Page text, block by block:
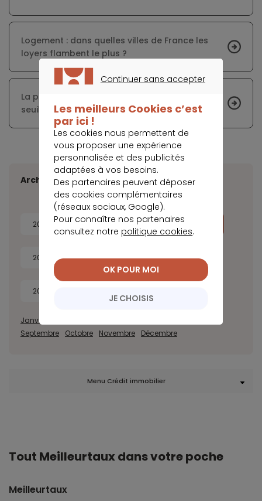
Logement : dans quelles villes de France les
loyers flambent le plus ?
La production de crédit immobilier tombe à un
seuil inédit
Archives
2026 2025 2024
2022 2021 2020 2019
2018
Janvier
Septembre
Octobre Novembre Décembre
Menu Crédit immobilier
Tout Meilleurtaux dans votre poche
Meilleurtaux
Continuer sans accepter
Les meilleurs Cookies c’est
par ici !
Les cookies nous permettent de
vous proposer une expérience
personnalisée et des publicités
adaptées à vos besoins.
Des partenaires peuvent déposer
des cookies complémentaires
(réseaux sociaux, Google).
Pour connaître nos partenaires
consultez notre politique cookies.
JE CHOISIS
OK POUR MOI